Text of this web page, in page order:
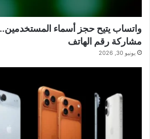
واتساب يتيح حجز أسماء
مشاركة رقم الهاتف
يونيو 30, 2026